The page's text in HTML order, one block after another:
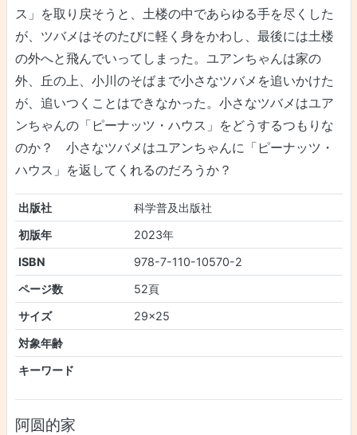
ス」を取り戻そうと、土楼の中であらゆる手を尽くした
が、ツバメはそのたびに軽く身をかわし、最後には土楼
の外へと飛んでいってしまった。ユアンちゃんは家の
外、丘の上、小川のそばまで小さなツバメを追いかけた
が、追いつくことはできなかった。小さなツバメはユア
ンちゃんの「ピーナッツ・ハウス」をどうするつもりな
のか？ 小さなツバメはユアンちゃんに「ピーナッツ・
ハウス」を返してくれるのだろうか？
出版社
科学普及出版社
初版年
2023年
ISBN
978-7-110-10570-2
ページ数
52頁
サイズ
29×25
対象年齢
キーワード
阿圆的家